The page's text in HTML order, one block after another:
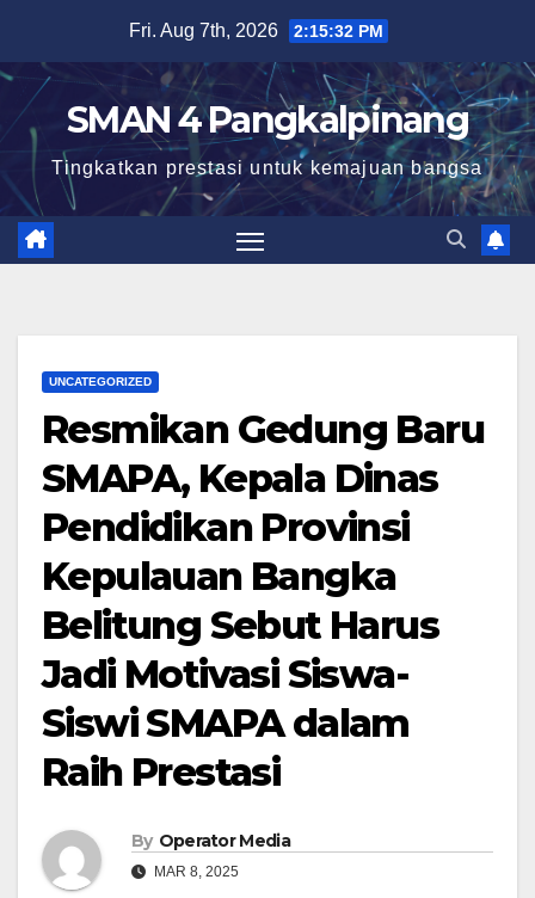
content
Fri. Aug 7th, 2026 2:15:33 PM
SMAN 4 Pangkalpinang
Tingkatkan prestasi untuk kemajuan bangsa
UNCATEGORIZED
Resmikan Gedung Baru
SMAPA, Kepala Dinas
Pendidikan Provinsi
Kepulauan Bangka
Belitung Sebut Harus
Jadi Motivasi Siswa-
Siswi SMAPA dalam
Raih Prestasi
By Operator Media
MAR 8, 2025